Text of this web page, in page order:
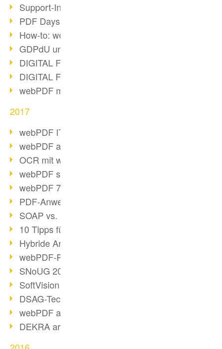
Support-Infos für webPDF
PDF Days Europe 2018
How-to: webPDF Webservices
GDPdU und GoBD
DIGITAL FUTUREcongress Rückblick
DIGITAL FUTUREcongress 2018
webPDF mit Ruby via REST
2017
webPDF IT-Tage 2017
webPDF auf IT-Tagen 2017
OCR mit webPDF
webPDF senkt Admin-Kosten
webPDF 7.0 Release
PDF-Anwendung für Unternehmen
SOAP vs. RESTful
10 Tipps für PDF-Arbeit
Hybride Archivierung mit PDF/A-3
webPDF-Preview für Personalakten
SNoUG 2017 Rückblick
SoftVision auf der SNoUG
DSAG-TechDays 2017 Rückblick
webPDF auf DSAG-TechDays 2017
DEKRA arbeitet mit webPDF